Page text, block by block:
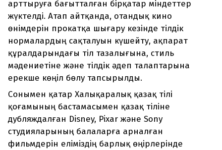
арттыруға бағытталған бірқатар міндеттер
жүктелді. Атап айтқанда, отандық кино
өнімдерін прокатқа шығару кезінде тілдік
нормалардың сақталуын күшейту, ақпарат
құралдарындағы тіл тазалығына, стиль
мәдениетіне және тілдік әдеп талаптарына
ерекше көңіл бөлу тапсырылды.
Сонымен қатар Халықаралық қазақ тілі
қоғамының бастамасымен қазақ тіліне
дубляждалған Disney, Pixar және Sony
студияларының балаларға арналған
фильмдерін еліміздің барлық өңірлерінде